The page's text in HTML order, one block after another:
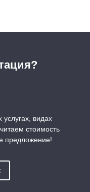
видах
стоимость
предложение!